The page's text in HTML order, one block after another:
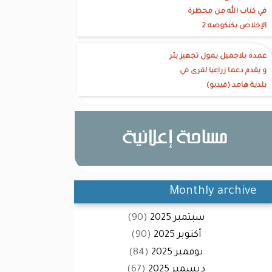
في كتاب الله من محظرة
الإخلاص بكنكوصه 2
عمدة بلاجميل يمول تجهيز بئر
و يقدم دعما زراعيا لقرى في
بلدية هامد (فيديو)
Monthly archive
سبتمبر 2025
(90)
أكتوبر 2025
(90)
نوفمبر 2025
(84)